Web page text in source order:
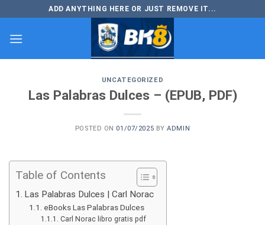
to
content
ADD ANYTHING HERE OR JUST REMOVE IT...
UNCATEGORIZED
Las Palabras Dulces – (EPUB, PDF)
POSTED ON 01/07/2025 BYADMIN
Table of Contents
Las Palabras Dulces | Carl Norac
eBooks Las Palabras Dulces
Carl Norac libro gratis pdf